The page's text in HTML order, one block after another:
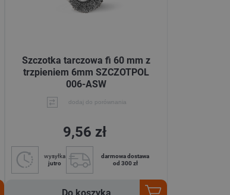
Szczotka tarczowa fi 60 mm z
trzpieniem 6mm SZCZOTPOL
006-ASW
dodaj do porównania
9,56 zł
wysyłka
jutro
darmowa dostawa
od 300 zł